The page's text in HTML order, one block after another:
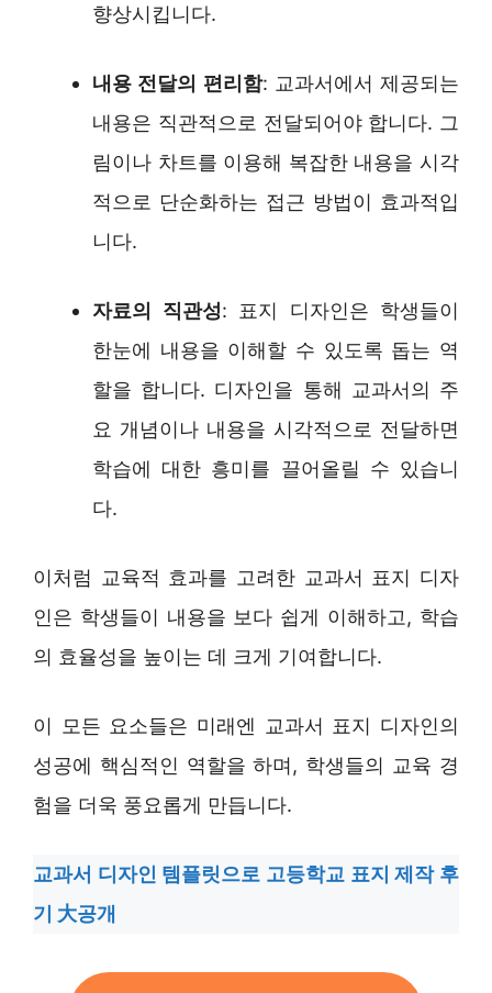
향상시킵니다.
내용 전달의 편리함: 교과서에서 제공되는
내용은 직관적으로 전달되어야 합니다. 그
림이나 차트를 이용해 복잡한 내용을 시각
적으로 단순화하는 접근 방법이 효과적입
니다.
자료의 직관성: 표지 디자인은 학생들이
한눈에 내용을 이해할 수 있도록 돕는 역
할을 합니다. 디자인을 통해 교과서의 주
요 개념이나 내용을 시각적으로 전달하면
학습에 대한 흥미를 끌어올릴 수 있습니
다.
이처럼 교육적 효과를 고려한 교과서 표지 디자
인은 학생들이 내용을 보다 쉽게 이해하고, 학습
의 효율성을 높이는 데 크게 기여합니다.
이 모든 요소들은 미래엔 교과서 표지 디자인의
성공에 핵심적인 역할을 하며, 학생들의 교육 경
험을 더욱 풍요롭게 만듭니다.
교과서 디자인 템플릿으로 고등학교 표지 제작 후
기 大공개